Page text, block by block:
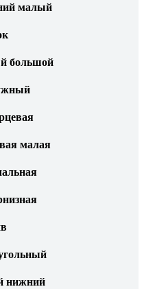
малый
большой
малая
нижний